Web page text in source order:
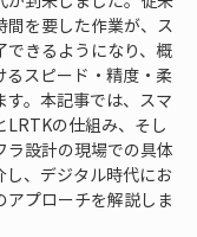
間を要した作業が、ス
できるようになり、概
るスピード・精度・柔
。本記事では、スマ
の仕組み、そし
ラ設計の現場での具体
し、デジタル時代にお
アプローチを解説しま